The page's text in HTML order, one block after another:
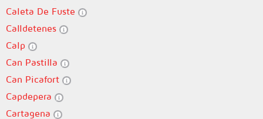
Caleta De Fuste
Calldetenes
Calp
Can Pastilla
Can Picafort
Capdepera
Cartagena